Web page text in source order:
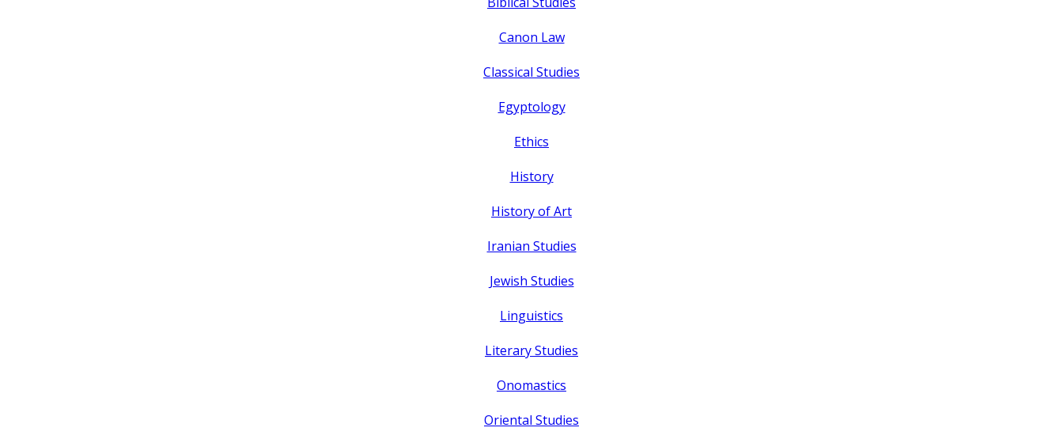
Canon Law
Classical Studies
Egyptology
Ethics
History
History of Art
Iranian Studies
Jewish Studies
Linguistics
Literary Studies
Onomastics
Oriental Studies